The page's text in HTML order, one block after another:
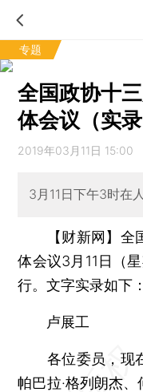
专题
全国政协十
体会议（实录
2019年03月11日 15:00
3月11日下午3时在
【财新网】 全
体会议3月11日（
行。文字实录如下：
卢展工
各位委员，现在
帕巴拉·格列朗杰